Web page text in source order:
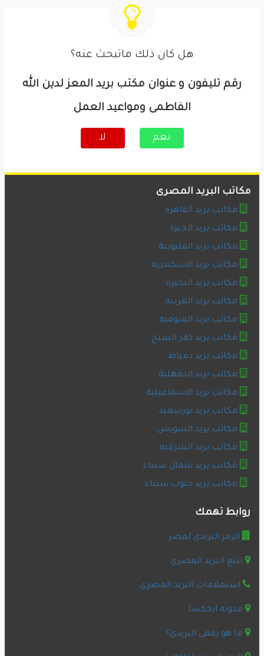
هل كان ذلك ماتبحث عنه؟
رقم تليفون و عنوان مكتب بريد المعز لدين الله
الفاطمى ومواعيد العمل
نعم لا
مكاتب البريد المصرى
مكاتب بريد القاهرة
مكاتب بريد الجيزة
مكاتب بريد القليوبية
مكاتب بريد الاسكندرية
مكاتب بريد البحيرة
مكاتب بريد الغربية
مكاتب بريد المنوفية
مكاتب بريد كفر الشيخ
مكاتب بريد دمياط
مكاتب بريد الدقهلية
مكاتب بريد الاسماعيلية
مكاتب بريد بورسعيد
مكاتب بريد السويس
مكاتب بريد الشرقية
مكاتب بريد شمال سيناء
مكاتب بريد جنوب سيناء
روابط تهمك
الرمز البريدى لمصر
تتبع البريد المصرى
استعلامات البريد المصرى
مدونة ايجكسا
ما هو رقمى البريدى؟